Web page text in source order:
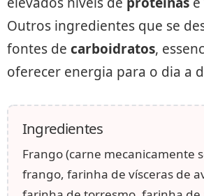
Outros ingredientes que se
fontes de carboidratos,
oferecer energia para o dia a
Ingredientes
Frango (carne mecanicamente
frango, farinha de vísceras de